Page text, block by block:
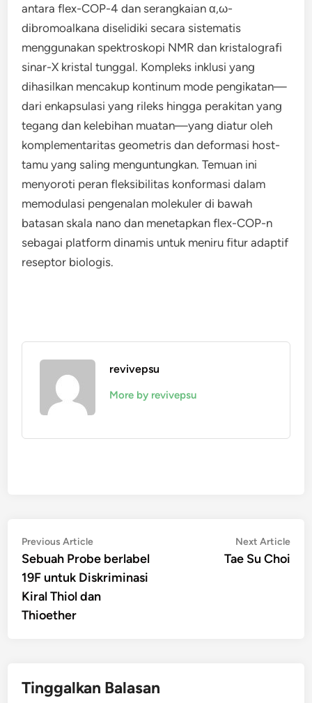
antara flex-COP-4 dan serangkaian α,ω-
dibromoalkana diselidiki secara sistematis
menggunakan spektroskopi NMR dan kristalografi
sinar-X kristal tunggal. Kompleks inklusi yang
dihasilkan mencakup kontinum mode pengikatan—
dari enkapsulasi yang rileks hingga perakitan yang
tegang dan kelebihan muatan—yang diatur oleh
komplementaritas geometris dan deformasi host-
tamu yang saling menguntungkan. Temuan ini
menyoroti peran fleksibilitas konformasi dalam
memodulasi pengenalan molekuler di bawah
batasan skala nano dan menetapkan flex-COP-n
sebagai platform dinamis untuk meniru fitur adaptif
reseptor biologis.
revivepsu
More by revivepsu
Navigasi
pos
Previous ArticlePrevious
article:
Sebuah Probe berlabel
19F untuk Diskriminasi
Kiral Thiol dan
Thioether
Next Article
Tae Su Choi
Tinggalkan Balasan